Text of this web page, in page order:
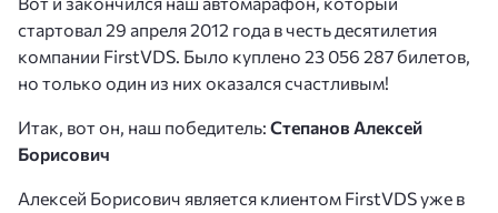
стартовал 29 апреля 2012 года в честь десятилетия
компании FirstVDS. Было куплено 23 056 287 билетов,
но только один из них оказался счастливым!
Итак, вот он, наш победитель: Степанов Алексей
Борисович
Алексей Борисович является клиентом FirstVDS уже в